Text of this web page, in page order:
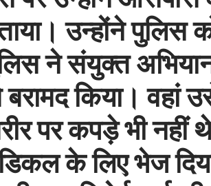
उन्होंने पुलिस
ने संयुक्त
किया। वहां
पर कपड़े भी नहीं
के लिए भेज